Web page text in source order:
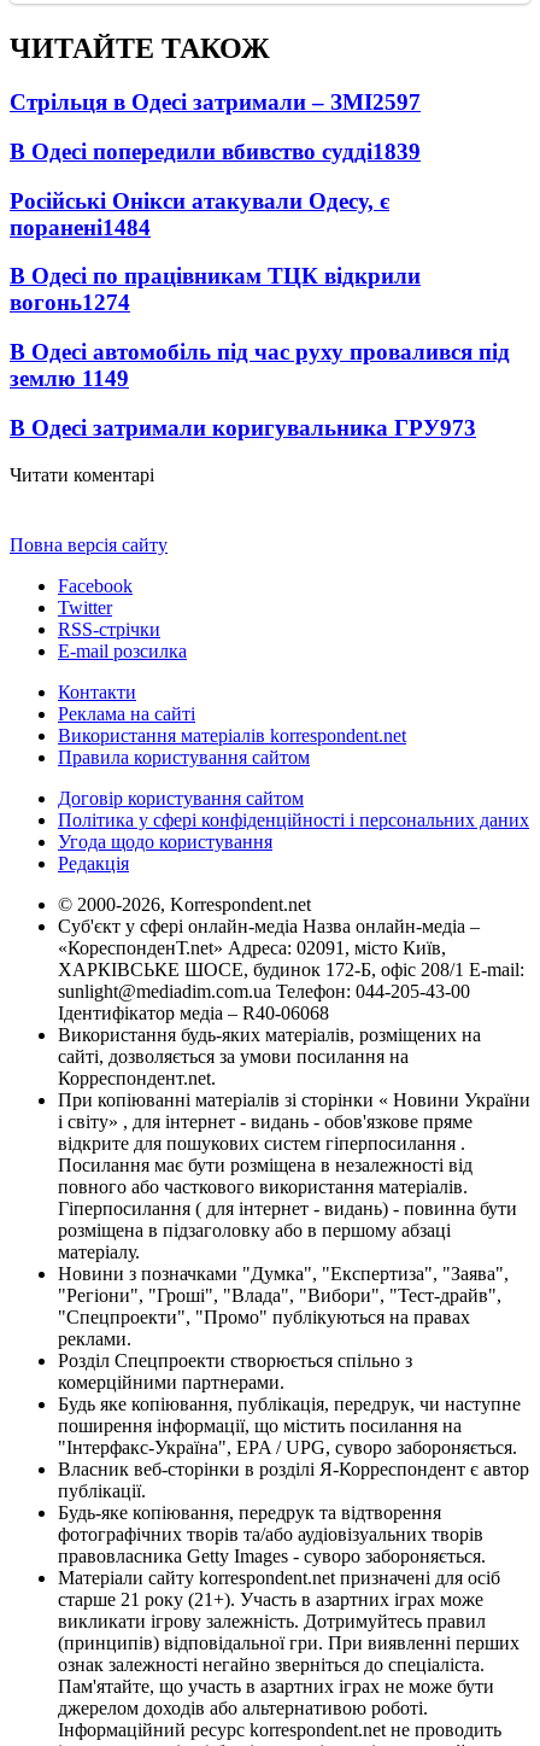
ЧИТАЙТЕ ТАКОЖ
Стрільця в Одесі затримали – ЗМІ2597
В Одесі попередили вбивство судді1839
Російські Онікси атакували Одесу, є
поранені1484
В Одесі по працівникам ТЦК відкрили
вогонь1274
В Одесі автомобіль під час руху провалився під
землю 1149
В Одесі затримали коригувальника ГРУ973
Читати коментарі
Повна версія сайту
Facebook
Twitter
RSS-стрічки
E-mail розсилка
Контакти
Реклама на сайті
Використання матеріалів korrespondent.net
Правила користування сайтом
Договір користування сайтом
Політика у сфері конфіденційності і персональних даних
Угода щодо користування
Редакція
© 2000-2026, Korrespondent.net
Суб'єкт у сфері онлайн-медіа Назва онлайн-медіа –
«КореспонденТ.net» Адреса: 02091, місто Київ,
ХАРКІВСЬКЕ ШОСЕ, будинок 172-Б, офіс 208/1 E-mail:
sunlight@mediadim.com.ua Телефон: 044-205-43-00
Ідентифікатор медіа – R40-06068
Використання будь-яких матеріалів, розміщених на
сайті, дозволяється за умови посилання на
Корреспондент.net.
При копіюванні матеріалів зі сторінки « Новини України
і світу» , для інтернет - видань - обов'язкове пряме
відкрите для пошукових систем гіперпосилання .
Посилання має бути розміщена в незалежності від
повного або часткового використання матеріалів.
Гіперпосилання ( для інтернет - видань) - повинна бути
розміщена в підзаголовку або в першому абзаці
матеріалу.
Новини з позначками "Думка", "Експертиза", "Заява",
"Регіони", "Гроші", "Влада", "Вибори", "Тест-драйв",
"Спецпроекти", "Промо" публікуються на правах
реклами.
Розділ Спецпроекти створюється спільно з
комерційними партнерами.
Будь яке копіювання, публікація, передрук, чи наступне
поширення інформації, що містить посилання на
"Інтерфакс-Україна", EPA / UPG, суворо забороняється.
Власник веб-сторінки в розділі Я-Корреспондент є автор
публікації.
Будь-яке копіювання, передрук та відтворення
фотографічних творів та/або аудіовізуальних творів
правовласника Getty Images - суворо забороняється.
Матеріали сайту korrespondent.net призначені для осіб
старше 21 року (21+). Участь в азартних іграх може
викликати ігрову залежність. Дотримуйтесь правил
(принципів) відповідальної гри. При виявленні перших
ознак залежності негайно зверніться до спеціаліста.
Пам'ятайте, що участь в азартних іграх не може бути
джерелом доходів або альтернативою роботі.
Інформаційний ресурс korrespondent.net не проводить